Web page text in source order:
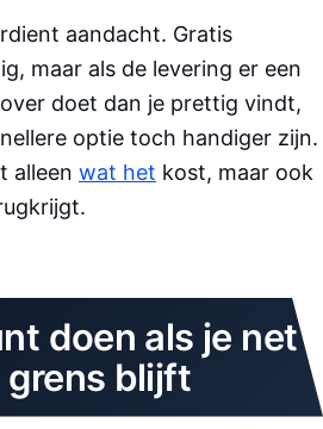
aandacht. Gratis
maar als de levering er een
doet dan je prettig vindt,
optie toch handiger zijn.
alleen wat het kost, maar ook
doen als je net
grens blijft